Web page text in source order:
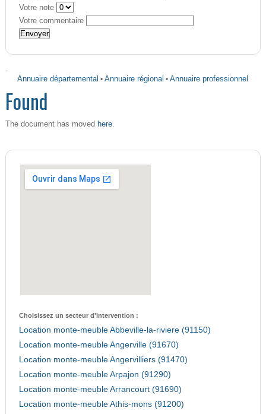
Votre note
Votre commentaire
-
Annuaire départemental •Annuaire régional •Annuaire professionnel
Found
The document has moved here.
Choisissez un secteur d'intervention :
Location monte-meuble Abbeville-la-riviere (91150)
Location monte-meuble Angerville (91670)
Location monte-meuble Angervilliers (91470)
Location monte-meuble Arpajon (91290)
Location monte-meuble Arrancourt (91690)
Location monte-meuble Athis-mons (91200)